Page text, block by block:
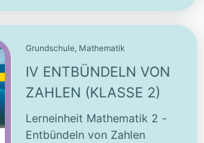
Grundschule, Mathematik
IV ENTBÜNDELN VON
ZAHLEN (KLASSE 2)
Lerneinheit Mathematik 2 -
Entbündeln von Zahlen